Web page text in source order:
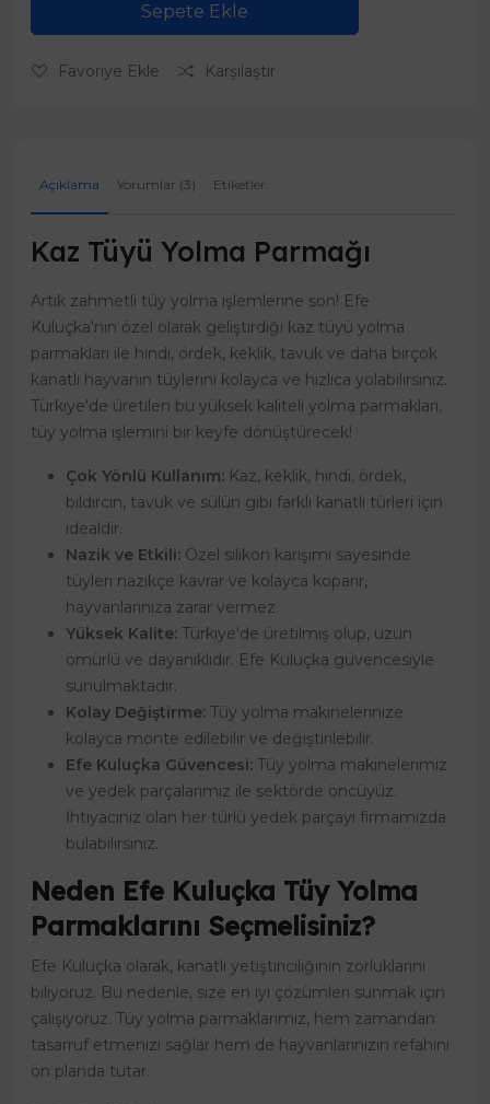
Sepete Ekle
Favoriye Ekle Karşılaştır
Açıklama Yorumlar (3) Etiketler:
Kaz Tüyü Yolma Parmağı
Artık zahmetli tüy yolma işlemlerine son! Efe
Kuluçka'nın özel olarak geliştirdiği kaz tüyü yolma
parmakları ile hindi, ördek, keklik, tavuk ve daha birçok
kanatlı hayvanın tüylerini kolayca ve hızlıca yolabilirsiniz.
Türkiye'de üretilen bu yüksek kaliteli yolma parmakları,
tüy yolma işlemini bir keyfe dönüştürecek!
Çok Yönlü Kullanım: Kaz, keklik, hindi, ördek,
bıldırcın, tavuk ve sülün gibi farklı kanatlı türleri için
idealdir.
Nazik ve Etkili: Özel silikon karışımı sayesinde
tüyleri nazikçe kavrar ve kolayca koparır,
hayvanlarınıza zarar vermez.
Yüksek Kalite: Türkiye'de üretilmiş olup, uzun
ömürlü ve dayanıklıdır. Efe Kuluçka güvencesiyle
sunulmaktadır.
Kolay Değiştirme: Tüy yolma makinelerinize
kolayca monte edilebilir ve değiştirilebilir.
Efe Kuluçka Güvencesi: Tüy yolma makinelerimiz
ve yedek parçalarımız ile sektörde öncüyüz.
İhtiyacınız olan her türlü yedek parçayı firmamızda
bulabilirsiniz.
Neden Efe Kuluçka Tüy Yolma
Parmaklarını Seçmelisiniz?
Efe Kuluçka olarak, kanatlı yetiştiriciliğinin zorluklarını
biliyoruz. Bu nedenle, size en iyi çözümleri sunmak için
çalışıyoruz. Tüy yolma parmaklarımız, hem zamandan
tasarruf etmenizi sağlar hem de hayvanlarınızın refahını
ön planda tutar.